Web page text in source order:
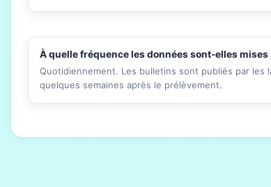
À quelle fréquence les données sont-elles mises
Quotidiennement. Les bulletins sont publiés par les
quelques semaines après le prélèvement.